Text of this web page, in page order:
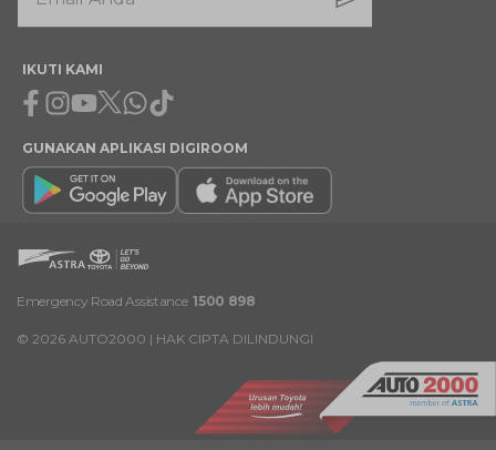
IKUTI KAMI
Facebook
Instagram
Youtube
X Whatsapp
Tiktok
GUNAKAN APLIKASI DIGIROOM
Emergency Road Assistance 1500 898
© 2026 AUTO2000 | HAK CIPTA DILINDUNGI